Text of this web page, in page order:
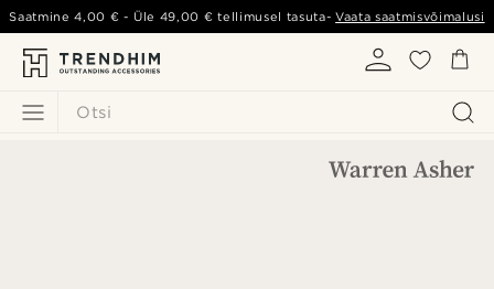
Otsi
Saatmine4,00 € - Üle 49,00 € tellimusel tasuta-Vaata saatmisvõimalusi